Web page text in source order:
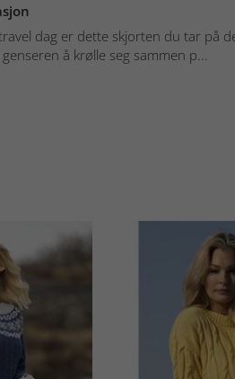
dag er dette skjorten du tar på
å krølle seg sammen p...